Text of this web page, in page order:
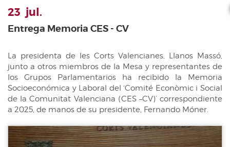
23 jul.
Entrega Memoria CES - CV
La presidenta de les Corts Valencianes, Llanos Massó,
junto a otros miembros de la Mesa y representantes de
los Grupos Parlamentarios ha recibido la Memoria
Socioeconómica y Laboral del ‘Comité Econòmic i Social
de la Comunitat Valenciana (CES –CV)’ correspondiente
a 2025, de manos de su presidente, Fernando Móner.